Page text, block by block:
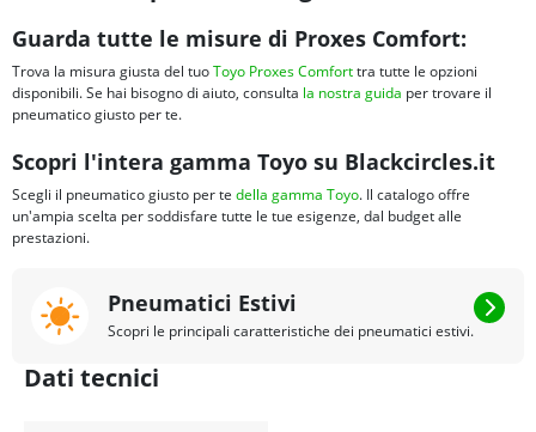
Guarda tutte le misure di Proxes Comfort:
Trova la misura giusta del tuoToyo Proxes Comforttra tutte le opzioni
disponibili. Se hai bisogno di aiuto, consulta la nostra guida per trovare il
pneumatico giusto per te.
Scopri l'intera gamma Toyo su Blackcircles.it
Scegli il pneumatico giusto per te della gamma Toyo. Il catalogo offre
un'ampia scelta per soddisfare tutte le tue esigenze, dal budget alle
prestazioni.
Pneumatici Estivi
Scopri le principali caratteristiche dei pneumatici estivi.
Dati tecnici